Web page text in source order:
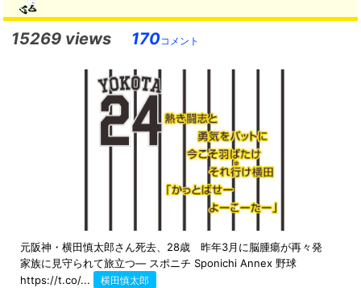
15269 views 170コメント
元阪神・横田慎太郎さん死去、28歳 昨年3月に脳腫瘍が再々発
家族に見守られて旅立つ― スポニチ Sponichi Annex 野球
https://t.co/...
横田慎太郎